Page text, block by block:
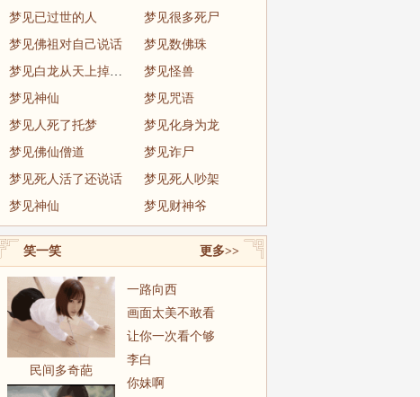
梦见已过世的人
梦见很多死尸
梦见佛祖对自己说话
梦见数佛珠
梦见白龙从天上掉下来
梦见怪兽
梦见神仙
梦见咒语
梦见人死了托梦
梦见化身为龙
梦见佛仙僧道
梦见诈尸
梦见死人活了还说话
梦见死人吵架
梦见神仙
梦见财神爷
更多>>
笑一笑
民间多奇葩
一路向西
画面太美不敢看
让你一次看个够
李白
你妹啊